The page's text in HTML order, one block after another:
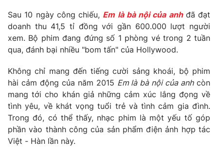
Câu chuyện quốc tế
Thị trường
Góc doanh nghiệp
Dữ liệu và đời sống
Truyền hình
Hậu trường
Nhân vật
Khán giả
Giải sao mai
Giải trí
Điện ảnh
Âm nhạc
Sao
Đời sống
Du lịch
Làm đẹp
Giáo dục
Tuyển sinh
Sau 10 ngày công chiếu, Em là bà nội của anhđã đạt
doanh thu 41,5 tỉ đồng với gần 600.000 lượt người
xem. Bộ phim đang đứng số 1 phòng vé trong 2 tuần
qua, đánh bại nhiều "bom tấn" của Hollywood.
Không chỉ mang đến tiếng cười sảng khoái, bộ phim
hài cảm động của năm 2015 Em là bà nội của anhcòn
mang tới cho khán giả những cảm xúc lắng đọng về
tình yêu, về khát vọng tuổi trẻ và tình cảm gia đình.
Trong đó, có thể thấy, nhạc phim là một yếu tố góp
phần vào thành công của sản phẩm điện ảnh hợp tác
Việt - Hàn lần này.